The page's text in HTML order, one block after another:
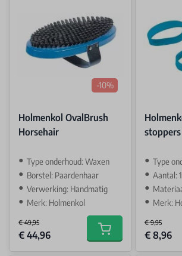
-10%
Holmenkol OvalBrush
Horsehair
Type onderhoud: Waxen
Borstel: Paardenhaar
Verwerking: Handmatig
Merk: Holmenkol
€ 49,95
Special Price
€ 44,96 Add to cart
stoppers
Type
Aantal:
Merk:
€ 9,95
Special Price
€ 8,96